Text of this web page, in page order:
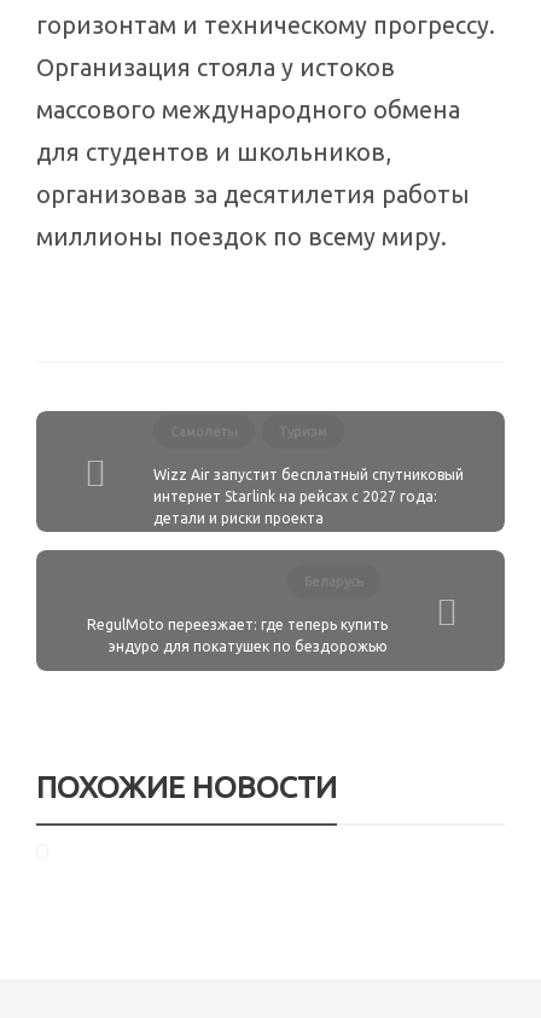
горизонтам и техническому прогрессу.
Организация стояла у истоков
массового международного обмена
для студентов и школьников,
организовав за десятилетия работы
миллионы поездок по всему миру.
Wizz Air запустит бесплатный спутниковый
интернет Starlink на рейсах с 2027 года:
детали и риски проекта
RegulMoto переезжает: где теперь купить
эндуро для покатушек по бездорожью
ПОХОЖИЕ НОВОСТИ